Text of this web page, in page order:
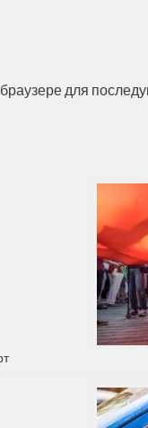
для